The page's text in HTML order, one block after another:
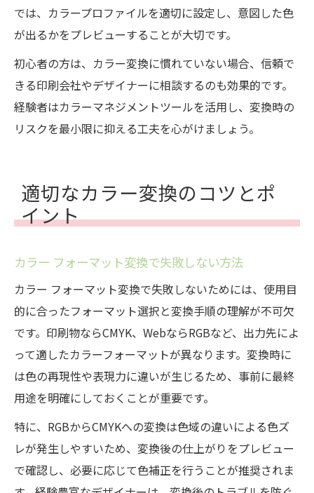
では、カラープロファイルを適切に設定し、意図した色
が出るかをプレビューすることが大切です。
初心者の方は、カラー変換に慣れていない場合、信頼で
きる印刷会社やデザイナーに相談するのも効果的です。
経験者はカラーマネジメントツールを活用し、変換時の
リスクを最小限に抑える工夫を心がけましょう。
適切なカラー変換のコツとポ
イント
カラー フォーマット変換で失敗しない方法
カラー フォーマット変換で失敗しないためには、使用目
的に合ったフォーマット選択と変換手順の理解が不可欠
です。印刷物ならCMYK、WebならRGBなど、出力先によ
って適したカラーフォーマットが異なります。変換時に
は色の再現性や表現力に違いが生じるため、事前に最終
用途を明確にしておくことが重要です。
特に、RGBからCMYKへの変換は色域の違いによる色ズ
レが発生しやすいため、変換後の仕上がりをプレビュー
で確認し、必要に応じて色補正を行うことが推奨されま